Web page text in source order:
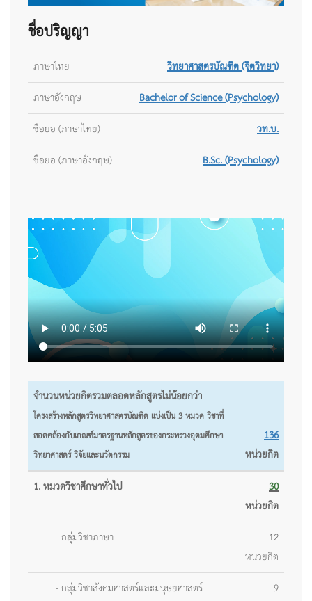
ชื่อปริญญา
ภาษาไทย
วิทยาศาสตรบัณฑิต (จิตวิทยา)
ภาษาอังกฤษ
Bachelor of Science (Psychology)
ชื่อย่อ (ภาษาไทย)
วท.บ.
ชื่อย่อ (ภาษาอังกฤษ)
B.Sc. (Psychology)
จำนวนหน่วยกิตรวมตลอดหลักสูตรไม่น้อยกว่า
โครงสร้างหลักสูตรวิทยาศาสตรบัณฑิต แบ่งเป็น 3 หมวด วิชาที่
สอดคล้องกับเกณฑ์มาตรฐานหลักสูตรของกระทรวงอุดมศึกษา
วิทยาศาสตร์ วิจัยและนวัตกรรม
136
หน่วยกิต
1. หมวดวิชาศึกษาทั่วไป
30
หน่วยกิต
- กลุ่มวิชาภาษา
12
หน่วยกิต
- กลุ่มวิชาสังคมศาสตร์และมนุษยศาสตร์
9